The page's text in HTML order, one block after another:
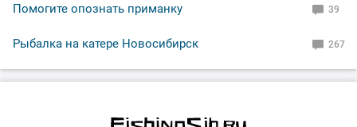
Помогите опознать приманку 39
Рыбалка на катере Новосибирск 267